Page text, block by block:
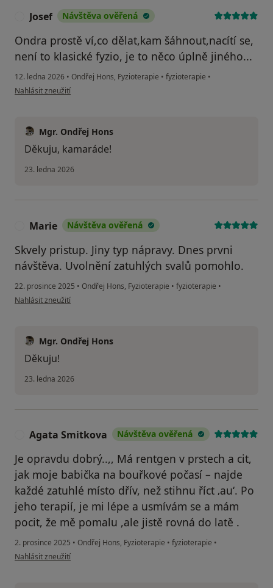
Josef Návštěva ověřená
Ondra prostě ví,co dělat,kam šáhnout,nacítí se,
není to klasické fyzio, je to něco úplně jiného...
12. ledna 2026 • Ondřej Hons, Fyzioterapie • fyzioterapie •
podle názoru uživatele Josef
Nahlásit zneužití
Mgr. Ondřej Hons
Děkuju, kamaráde!
23. ledna 2026
Marie Návštěva ověřená
Skvely pristup. Jiny typ nápravy. Dnes prvni
návštěva. Uvolnění zatuhlých svalů pomohlo.
22. prosince 2025 • Ondřej Hons, Fyzioterapie • fyzioterapie •
podle názoru uživatele Marie
Nahlásit zneužití
Mgr. Ondřej Hons
Děkuju!
23. ledna 2026
Agata Smitkova Návštěva ověřená
Je opravdu dobrý..,, Má rentgen v prstech a cit,
jak moje babička na bouřkové počasí – najde
každé zatuhlé místo dřív, než stihnu říct ‚au‘. Po
jeho terapií, je mi lépe a usmívám se a mám
pocit, že mě pomalu ,ale jistě rovná do latě .
2. prosince 2025 • Ondřej Hons, Fyzioterapie • fyzioterapie •
podle názoru uživatele Agata Smitkova
Nahlásit zneužití